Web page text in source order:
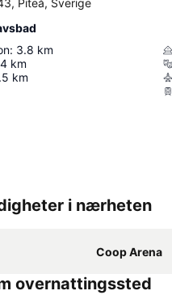
Piteå, Sverige
: 3.8 km
km
km
i nærheten
Coop Arena
overnattingssted